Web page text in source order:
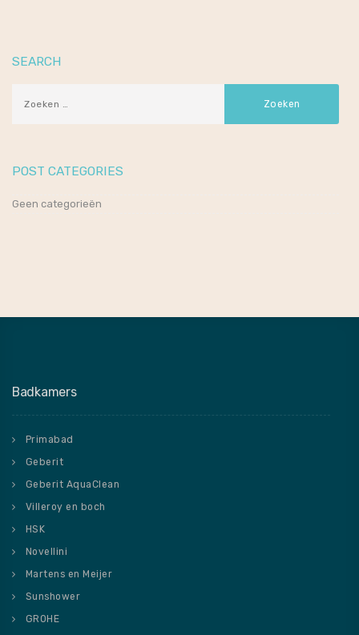
SEARCH
POST CATEGORIES
Geen categorieën
Badkamers
Primabad
Geberit
Geberit AquaClean
Villeroy en boch
HSK
Novellini
Martens en Meijer
Sunshower
GROHE